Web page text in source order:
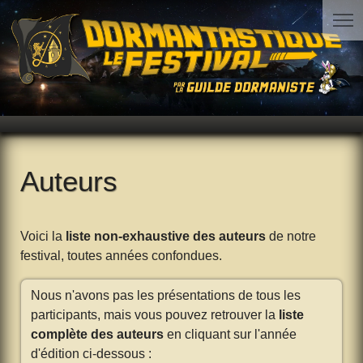
Auteurs
Voici la liste non-exhaustive des auteurs de notre
festival, toutes années confondues.
Nous n'avons pas les présentations de tous les
participants, mais vous pouvez retrouver la liste
complète des auteurs en cliquant sur l'année
d'édition ci-dessous :